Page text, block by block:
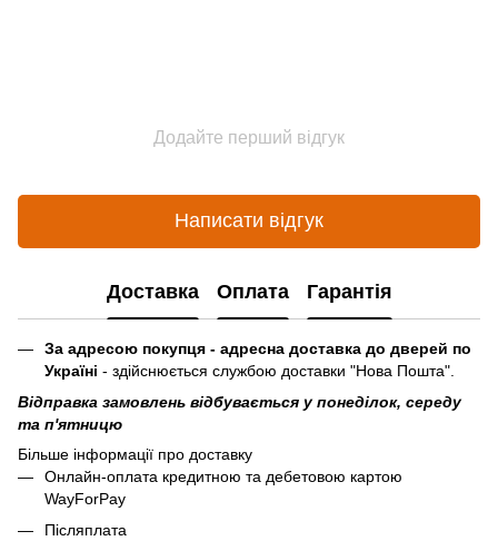
Додайте перший відгук
Написати відгук
Доставка Оплата Гарантія
За адресою покупця - адресна доставка до дверей по
Україні - здійснюється службою доставки "Нова Пошта".
Відправка замовлень відбувається у понеділок, середу
та п'ятницю
Більше інформації про доставку
Онлайн-оплата кредитною та дебетовою картою
WayForPay
Післяплата